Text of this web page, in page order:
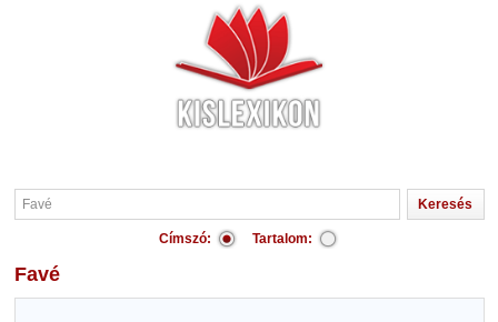
Címszó: Tartalom:
Favé